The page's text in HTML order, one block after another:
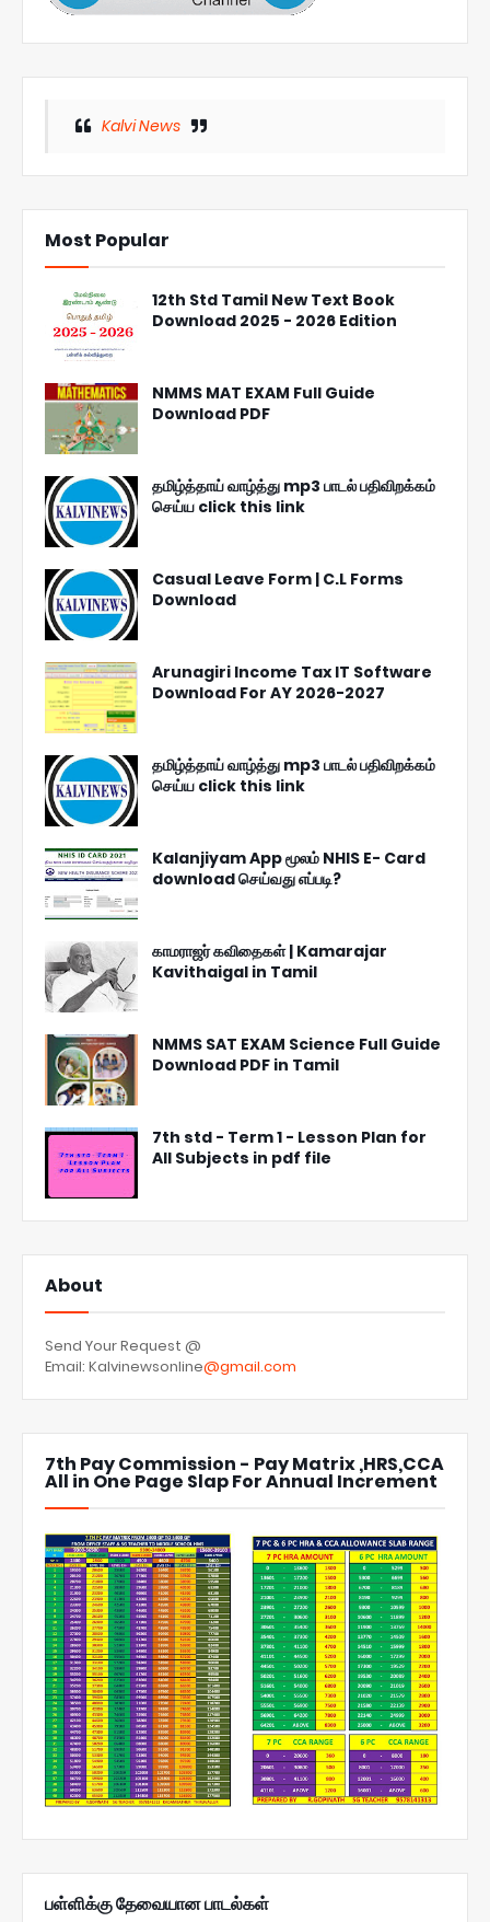
Kalvi News
Most Popular
12th Std Tamil New Text Book
Download 2025 - 2026 Edition
NMMS MAT EXAM Full Guide
Download PDF
தமிழ்த்தாய் வாழ்த்து mp3 பாடல் பதிவிறக்கம்
செய்ய click this link
Casual Leave Form | C.L Forms
Download
Arunagiri Income Tax IT Software
Download For AY 2026-2027
தமிழ்த்தாய் வாழ்த்து mp3 பாடல் பதிவிறக்கம்
செய்ய click this link
Kalanjiyam App மூலம் NHIS E- Card
download செய்வது எப்படி?
காமராஜர் கவிதைகள் | Kamarajar
Kavithaigal in Tamil
NMMS SAT EXAM Science Full Guide
Download PDF in Tamil
7th std - Term 1 - Lesson Plan for
All Subjects in pdf file
About
Send Your Request @
Email: Kalvinewsonline@gmail.com
7th Pay Commission - Pay Matrix ,HRS,CCA
All in One Page Slap For Annual Increment
பள்ளிக்கு தேவையான பாடல்கள்